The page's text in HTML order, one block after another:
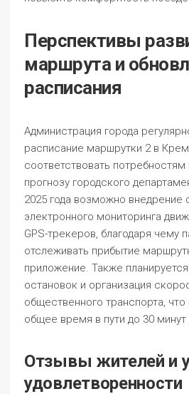
Перспективы
маршрута и
расписания
Администрация города
расписание маршрутки 2 в
соответствовать
прогнозу городского
2025 года возможно внедрение
электронного мониторинга
GPS-трекеров, благодаря чему
отслеживать прибытие
приложение. Также
остановок и организация
общественного транспорта, что
общее время в пути до 30 минут
Отзывы жителей и
удовлетворенности